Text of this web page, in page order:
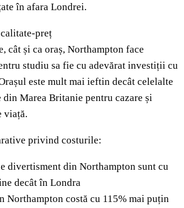
în afara Londrei.
preț
cât și ca oraș, Northampton face
studiu sa fie cu adevărat investiții cu
este mult mai ieftin decât celelalte
Marea Britanie pentru cazare și
viață.
privind costurile:
divertisment din Northampton sunt cu
decât în ​​Londra
Northampton costă cu 115% mai puțin